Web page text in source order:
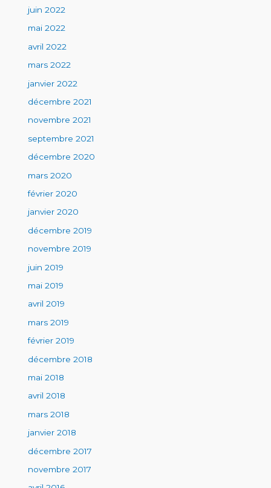
juin 2022
mai 2022
avril 2022
mars 2022
janvier 2022
décembre 2021
novembre 2021
septembre 2021
décembre 2020
mars 2020
février 2020
janvier 2020
décembre 2019
novembre 2019
juin 2019
mai 2019
avril 2019
mars 2019
février 2019
décembre 2018
mai 2018
avril 2018
mars 2018
janvier 2018
décembre 2017
novembre 2017